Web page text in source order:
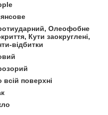
Олеофобне
Кути заокруглені,
відбитки
всій поверхні